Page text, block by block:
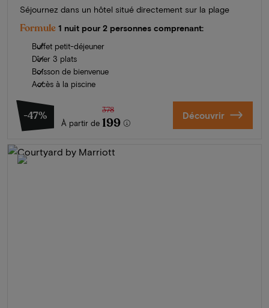
Séjournez dans un hôtel situé directement sur la plage
Formule 1 nuit pour 2 personnes comprenant:
Buffet petit-déjeuner
Dîner 3 plats
Boisson de bienvenue
Accès à la piscine
-47%
À partir de
378
199 Découvrir